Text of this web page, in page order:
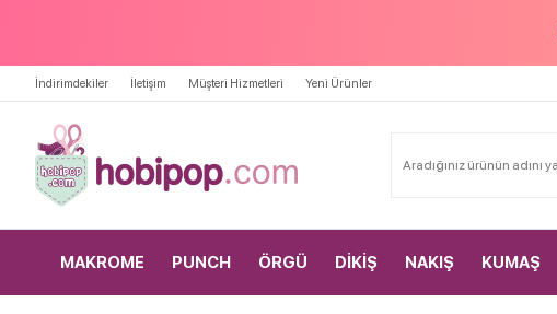
İndirimdekiler İletişim Müşteri Hizmetleri Yeni Ürünler
MAKROME PUNCH ÖRGÜ DİKİŞ NAKIŞ KUMAŞ